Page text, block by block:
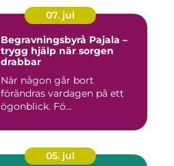
07. jul
Begravningsbyrå Pajala –
trygg hjälp när sorgen
drabbar
När någon går bort
förändras vardagen på ett
ögonblick. Fö...
05. jul